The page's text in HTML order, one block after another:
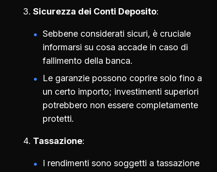
Sicurezza dei Conti Deposito
Sebbene considerati sicuri, è cruciale
informarsi su cosa accade in caso di
fallimento della banca.
Le garanzie possono coprire solo fino a
un certo importo; investimenti superiori
potrebbero non essere completamente
protetti.
Tassazione
I rendimenti sono soggetti a tassazione